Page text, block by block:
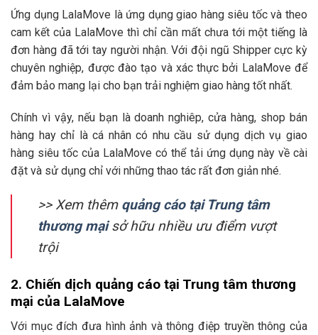
Ứng dụng LalaMove là ứng dụng giao hàng siêu tốc và theo
cam kết của LalaMove thì chỉ cần mất chưa tới một tiếng là
đơn hàng đã tới tay người nhận. Với đội ngũ Shipper cực kỳ
chuyên nghiệp, được đào tạo và xác thực bởi LalaMove để
đảm bảo mang lại cho bạn trải nghiệm giao hàng tốt nhất.
Chính vì vậy, nếu bạn là doanh nghiêp, cửa hàng, shop bán
hàng hay chỉ là cá nhân có nhu cầu sử dụng dịch vụ giao
hàng siêu tốc của LalaMove có thể tải ứng dụng này về cài
đặt và sử dụng chỉ với những thao tác rất đơn giản nhé.
>> Xem thêm quảng cáo tại Trung tâm
thương mạisở hữu nhiều ưu điểm vượt
trội
2. Chiến dịch quảng cáo tại Trung tâm thương
mại của LalaMove
Với mục đích đưa hình ảnh và thông điệp truyền thông của